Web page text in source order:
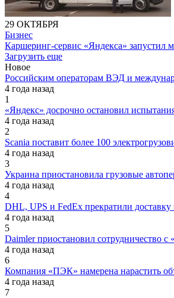
29 ОКТЯБРЯ
Бизнес
Каршеринг-сервис «Яндекса» запустил
Загрузить еще
Новое
Российским операторам ВЭД и
4 года назад
1
«Яндекс» досрочно остановил
4 года назад
2
Scania поставит более 100
4 года назад
3
Украина приостановила грузовые
4 года назад
4
DHL, UPS и FedEx прекратили доставку
4 года назад
5
Daimler приостановил сотрудничество
4 года назад
6
Компания «ПЭК» намерена нарастить
4 года назад
7